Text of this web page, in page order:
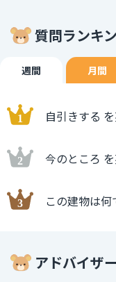
質問ランキ
週間 月間
自引きする
今のところ
この建物は
アドバイザ